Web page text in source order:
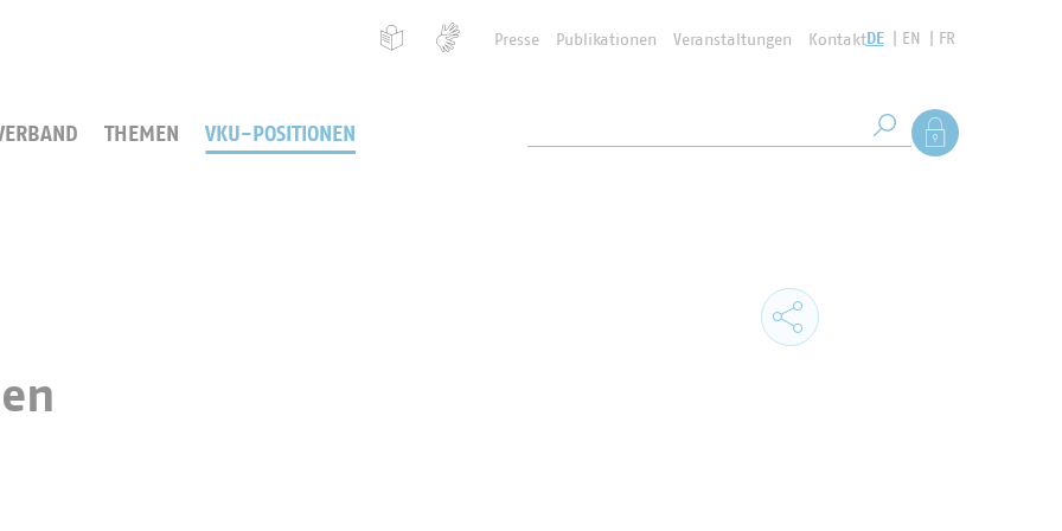
Presse Publikationen Veranstaltungen KontaktDE EN FR
THEMEN VKU-POSITIONEN Suche starten
Als Mitglied